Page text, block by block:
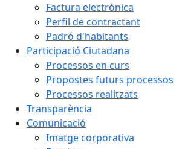
Factura electrònica
Perfil de contractant
Padró d'habitants
Participació Ciutadana
Processos en curs
Propostes futurs processos
Processos realitzats
Transparència
Comunicació
Imatge corporativa